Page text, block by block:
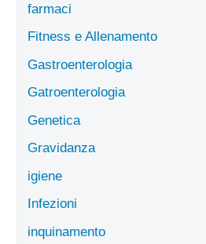
farmaci
Fitness e Allenamento
Gastroenterologia
Gatroenterologia
Genetica
Gravidanza
igiene
Infezioni
inquinamento